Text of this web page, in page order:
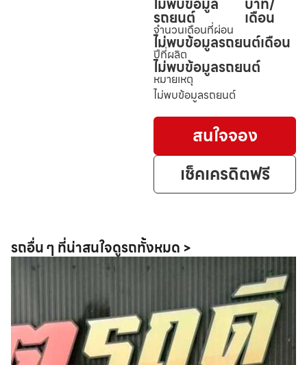
รถยนต์ เดือน
จำนวนเดือนที่ผ่อน
ไม่พบข้อมูลรถยนต์เดือน
ปีที่ผลิต
ไม่พบข้อมูลรถยนต์
หมายเหตุ
ไม่พบข้อมูลรถยนต์
สนใจจอง
เช็คเครดิตฟรี
รถอื่น ๆ ที่น่าสนใจดูรถทั้งหมด >